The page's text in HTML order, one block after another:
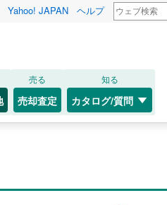
Yahoo! JAPAN ヘルプ
売る
売却査定
知る
カタログ/質問